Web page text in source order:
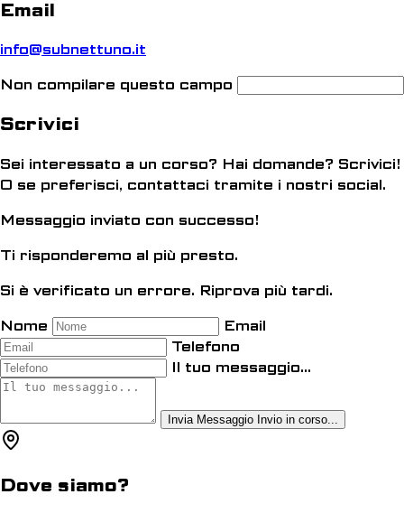
Email
info@subnettuno.it
Non compilare questo campo
Scrivici
Sei interessato a un corso? Hai domande? Scrivici!
O se preferisci, contattaci tramite i nostri social.
Messaggio inviato con successo!
Ti risponderemo al più presto.
Si è verificato un errore. Riprova più tardi.
Nome
Email
Telefono
Il tuo messaggio...
Invia Messaggio Invio in corso...
Dove siamo?